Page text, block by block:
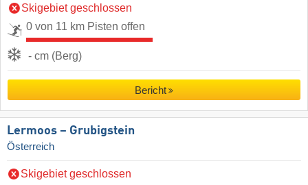
Skigebiet geschlossen
0 von 11 km Pisten offen
- cm (Berg)
Bericht
Lermoos – Grubigstein
Österreich
Skigebiet geschlossen